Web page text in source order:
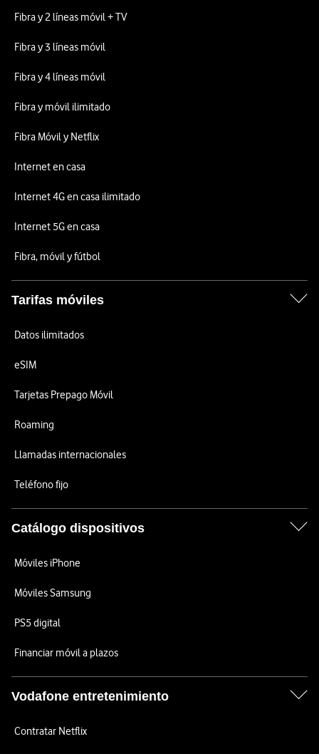
Fibra y 2 líneas móvil + TV
Fibra y 3 líneas móvil
Fibra y 4 líneas móvil
Fibra y móvil ilimitado
Fibra Móvil y Netflix
Internet en casa
Internet 4G en casa ilimitado
Internet 5G en casa
Fibra, móvil y fútbol
Tarifas móviles
Datos ilimitados
eSIM
Tarjetas Prepago Móvil
Roaming
Llamadas internacionales
Teléfono fijo
Catálogo dispositivos
Móviles iPhone
Móviles Samsung
PS5 digital
Financiar móvil a plazos
Vodafone entretenimiento
Contratar Netflix